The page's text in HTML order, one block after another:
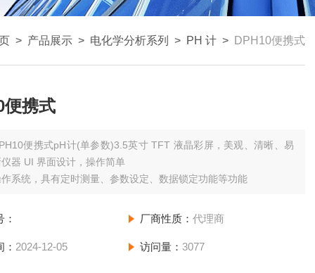
> 产品展示 > 电化学分析系列 > PH 计 > DPH10便携式
便携式
便携式pH计(单参数)3.5英寸 TFT 液晶彩屏，美观、清晰、易
器 UI 界面设计，操作简单
系统，具有定时测量、参数设定、数据锁定功能等功能
厂商性质： 代理商
2024-12-05 访问量： 3077